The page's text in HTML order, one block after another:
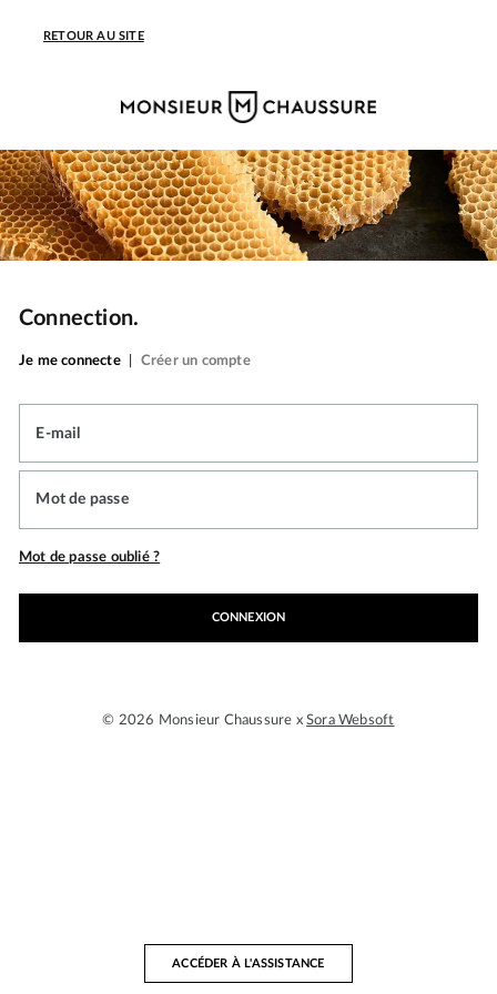
RETOUR AU SITE
Connection.
Je me connecte Créer un compte
E-mail
Mot de passe
Mot de passe oublié ?
CONNEXION
© 2026 Monsieur Chaussure xSora Websoft
ACCÉDER À L'ASSISTANCE